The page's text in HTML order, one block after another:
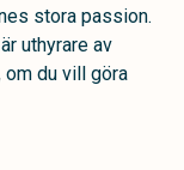
stora passion.
uthyrare av
om du vill göra